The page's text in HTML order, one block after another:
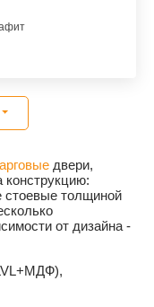
двери,
стоевые толщиной
от дизайна -